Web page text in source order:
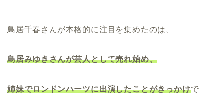
鳥居千春さんが本格的に注目を集めたのは、
鳥居みゆきさんが芸人として売れ始め、
姉妹でロンドンハーツに出演したことがきっかけで